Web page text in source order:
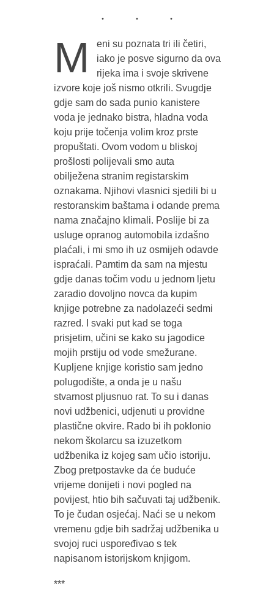
M
eni su poznata tri ili četiri,
iako je posve sigurno da ova
rijeka ima i svoje skrivene
izvore koje još nismo otkrili. Svugdje
gdje sam do sada punio kanistere
voda je jednako bistra, hladna voda
koju prije točenja volim kroz prste
propuštati. Ovom vodom u bliskoj
prošlosti polijevali smo auta
obilježena stranim registarskim
oznakama. Njihovi vlasnici sjedili bi u
restoranskim baštama i odande prema
nama značajno klimali. Poslije bi za
usluge opranog automobila izdašno
plaćali, i mi smo ih uz osmijeh odavde
ispraćali. Pamtim da sam na mjestu
gdje danas točim vodu u jednom ljetu
zaradio dovoljno novca da kupim
knjige potrebne za nadolazeći sedmi
razred. I svaki put kad se toga
prisjetim, učini se kako su jagodice
mojih prstiju od vode smežurane.
Kupljene knjige koristio sam jedno
polugodište, a onda je u našu
stvarnost pljusnuo rat. To su i danas
novi udžbenici, udjenuti u providne
plastične okvire. Rado bi ih poklonio
nekom školarcu sa izuzetkom
udžbenika iz kojeg sam učio istoriju.
Zbog pretpostavke da će buduće
vrijeme donijeti i novi pogled na
povijest, htio bih sačuvati taj udžbenik.
To je čudan osjećaj. Naći se u nekom
vremenu gdje bih sadržaj udžbenika u
svojoj ruci uspoređivao s tek
napisanom istorijskom knjigom.
***